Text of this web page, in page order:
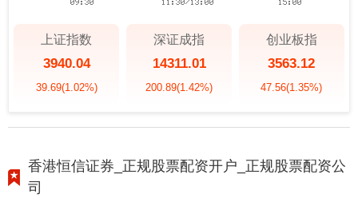
上证指数
3940.04
39.69(1.02%)
深证成指
14311.01
200.89(1.42%)
创业板指
3563.12
47.56(1.35%)
香港恒信证券_正规股票配资开户_正规股票配资公
司